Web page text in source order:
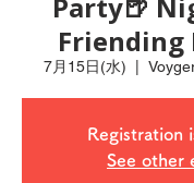
Friending
7月15日(水)
Registration
See other